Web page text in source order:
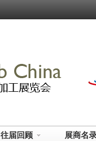
往届回顾 展商名